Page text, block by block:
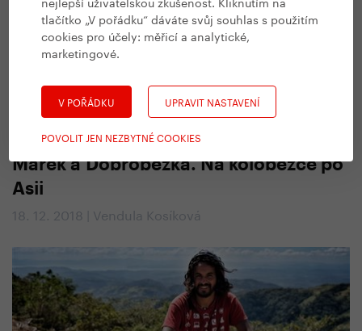
tlačítko „V pořádku“ dáváte svůj souhlas s použitím
cookies pro účely: měřicí a analytické,
marketingové.
V POŘÁDKU UPRAVIT NASTAVENÍ
POVOLIT JEN NEZBYTNÉ COOKIES
Na cestách,Všechny Yedoo články
Marek a Dobroběžka. Na koloběžce po
Asii
18. 12. 2018 | Vendula Kosíková